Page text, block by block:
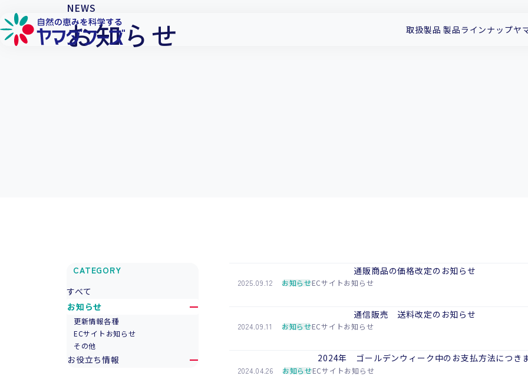
取扱製品 製品ラインナップヤ
NEWS
お知らせ
CATEGORY
すべて
お知らせ
更新情報各種
ECサイトお知らせ
その他
お役立ち情報
2025.09.12 お知らせECサイトお知らせ
通販商品の価格改定のお知らせ
2024.09.11 お知らせECサイトお知らせ
通信販売 送料改定のお知らせ
2024.04.26 お知らせECサイトお知らせ
2024年 ゴールデンウィーク中のお支払方法につき